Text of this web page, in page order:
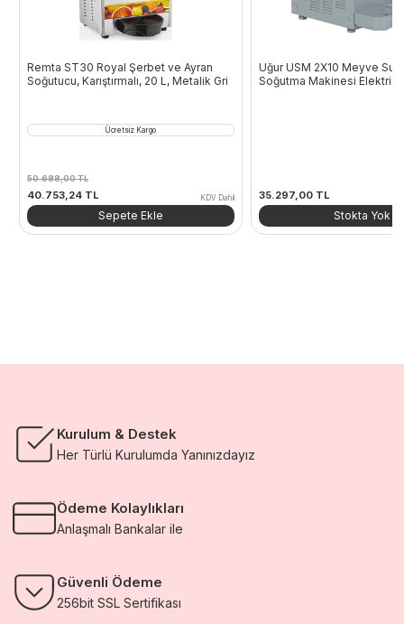
Remta ST30 Royal Şerbet ve Ayran
Soğutucu, Karıştırmalı, 20 L, Metalik Gri
Ücretsiz Kargo
50.688,00TL
Orijinal
fiyat:
50.688,00 TL.
40.753,24 TLŞu
andaki
fiyat:
KDV Dahil
Sepete Ekle
Uğur USM 2X10 Meyve
Soğutma Makinesi Elektrikli
35.297,00 TL
Stokta Yok
Kurulum & Destek
Her Türlü Kurulumda Yanınızdayız
Ödeme Kolaylıkları
Anlaşmalı Bankalar ile
Güvenli Ödeme
256bit SSL Sertifikası